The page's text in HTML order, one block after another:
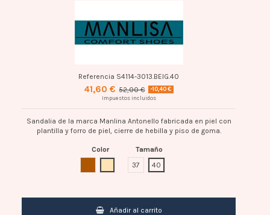
Referencia S4114-3013.BEIG.40
41,60 € 52,00 € -10,40 €
Impuestos incluidos
Sandalia de la marca Manlina Antonello fabricada en piel con
plantilla y forro de piel, cierre de hebilla y piso de goma.
Color
Tamaño
37
40
Añadir al carrito